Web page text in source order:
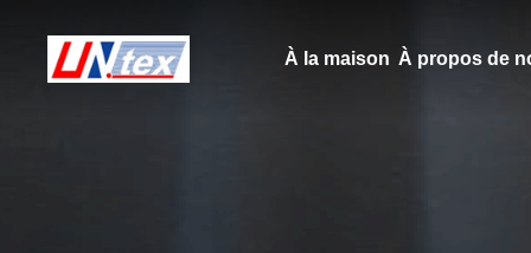
À la maison À propos de